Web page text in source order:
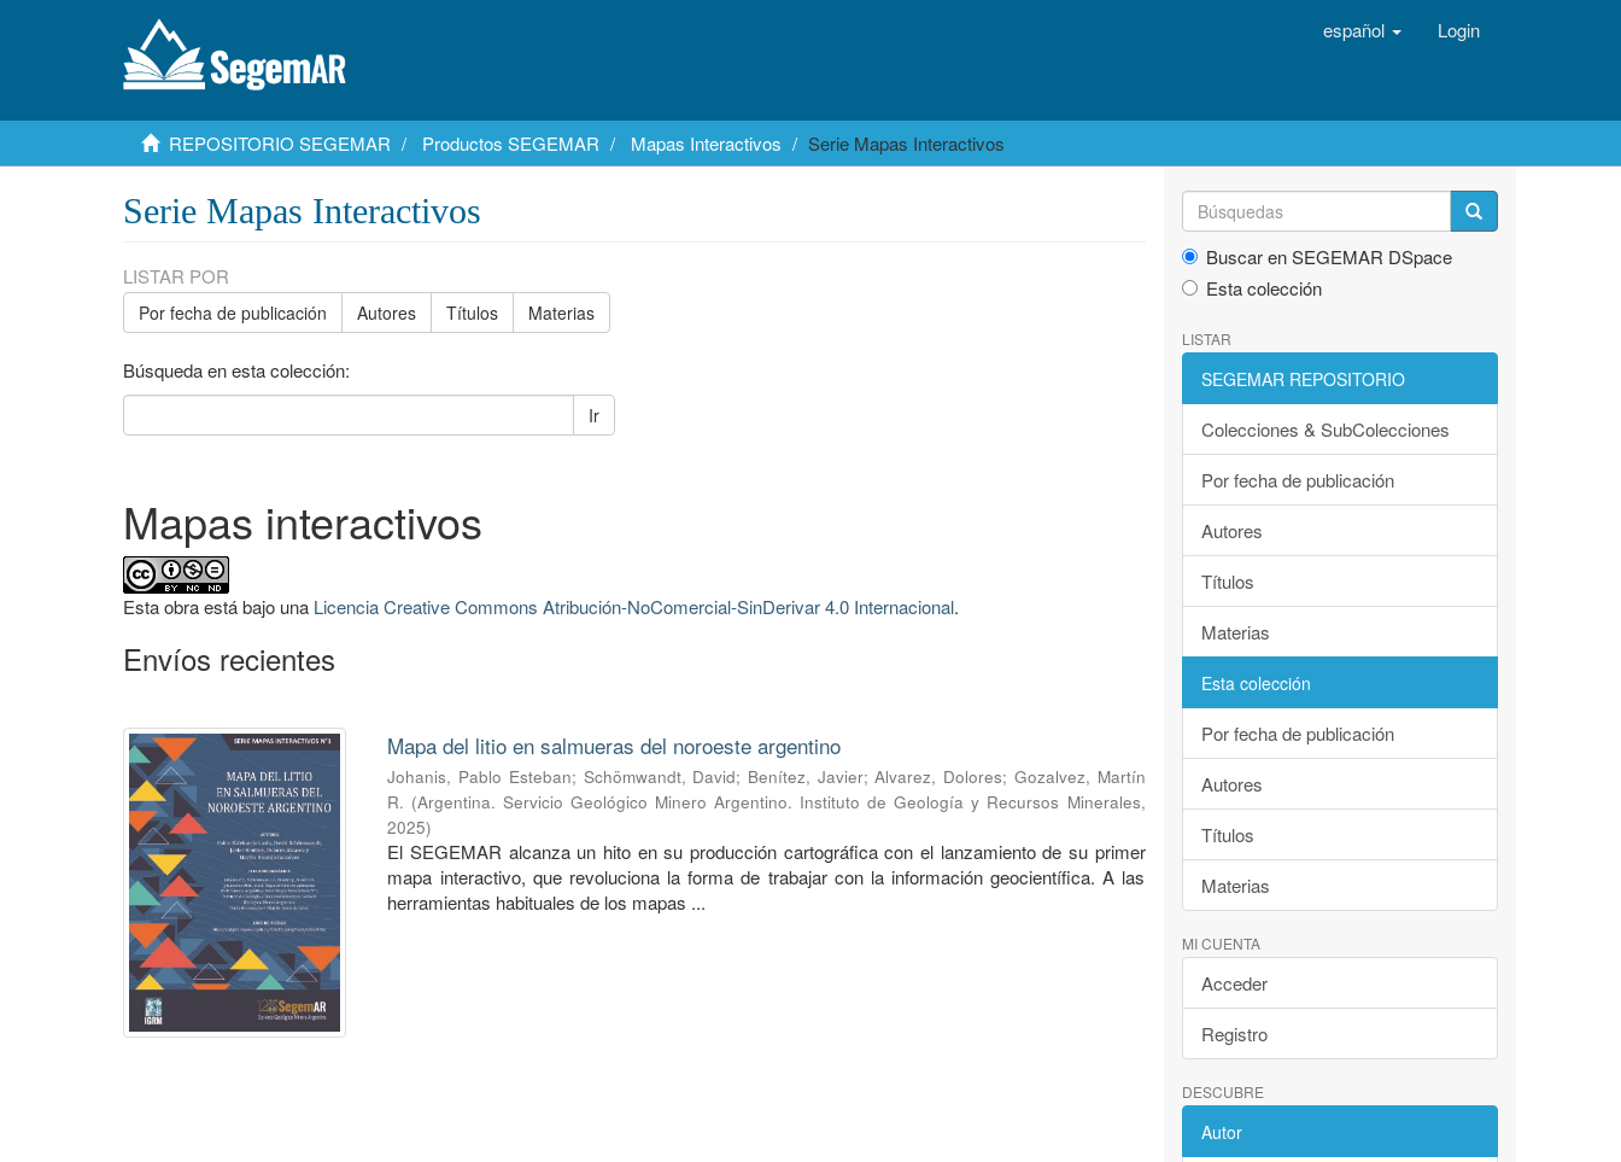
español Login
REPOSITORIO SEGEMAR Productos SEGEMAR Mapas Interactivos Serie Mapas Interactivos
Serie Mapas Interactivos
LISTAR POR
Por fecha de publicación Autores Títulos Materias
Búsqueda en esta colección:
Ir
Mapas interactivos
Esta obra está bajo una Licencia Creative Commons Atribución-NoComercial-SinDerivar 4.0 Internacional.
Envíos recientes
Mapa del litio en salmueras del noroeste argentino
Johanis, Pablo Esteban; Schömwandt, David; Benítez, Javier;Alvarez, Dolores; Gozalvez, Martín
R. (Argentina. Servicio Geológico Minero Argentino. Instituto de Geología y Recursos Minerales,
2025)
El SEGEMAR alcanza un hito en su producción cartográfica con el lanzamiento de su primer
mapa interactivo, que revoluciona la forma de trabajar con la información geocientífica. A las
herramientas habituales de los mapas ...
Buscar en SEGEMAR DSpace
Esta colección
LISTAR
SEGEMAR REPOSITORIO
Colecciones & SubColecciones
Por fecha de publicación
Autores
Títulos
Materias
Esta colección
Por fecha de publicación
Autores
Títulos
Materias
MI CUENTA
Acceder
Registro
DESCUBRE
Autor